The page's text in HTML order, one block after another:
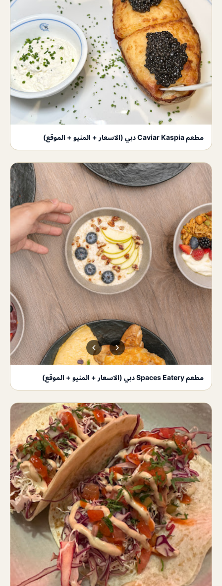
مطعم Caviar Kaspia دبي (الاسعار + المنيو + الموقع)
مطعم Spaces Eatery دبي (الاسعار + المنيو + الموقع)